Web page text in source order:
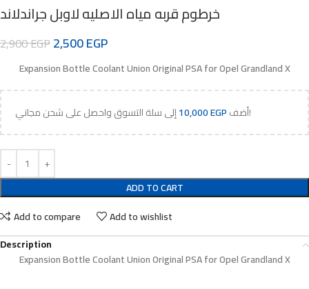
خرطوم قربه مياه الاصليه لاوبل جراندلاند
2,900EGP2,500EGP
Expansion Bottle Coolant Union Original PSA for Opel Grandland X
أضف 10,000EGP إلى سلة التسوق واحصل على شحن مجاني!
ADD TO CART
Add to compare
Add to wishlist
Description
Expansion Bottle Coolant Union Original PSA for Opel Grandland X